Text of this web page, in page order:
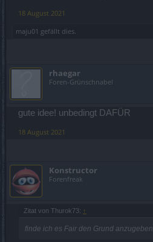
18 August 2021
maju01 gefällt dies.
rhaegar
Foren-Grünschnabel
gute idee! unbedingt DAFÜR
18 August 2021
Konstructor
Forenfreak
Zitat von Thurok73: ↑
finde ich es Fair den Grund anzugeben